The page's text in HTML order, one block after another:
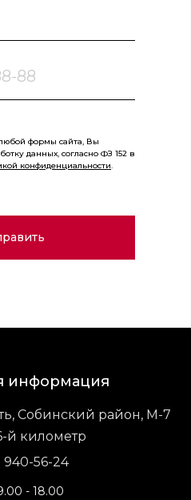
формы сайта, Вы
данных, согласно ФЗ 152 в
конфиденциальности.
информация
Собинский район, М-7
й километр
940-56-24
- 18.00